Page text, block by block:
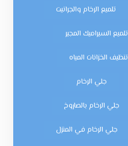
تلميع الرخام والجرانيت
تلميع السيراميك المجير
تنظيف الخزانات المياه
جلي الرخام
جلي الرخام بالصاروخ
جلي الرخام في المنزل